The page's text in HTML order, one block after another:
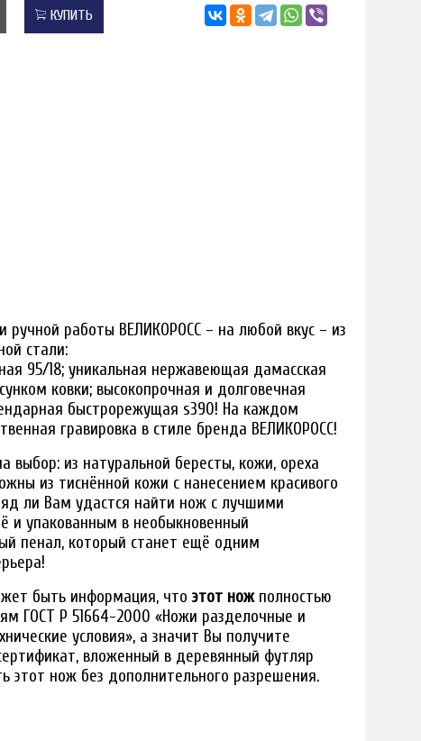
КУПИТЬ
ручной работы ВЕЛИКОРОСС – на любой вкус – из
стали:
95/18; уникальная нержавеющая дамасская
ковки; высокопрочная и долговечная
быстрорежущая s390! На каждом
гравировка в стиле бренда ВЕЛИКОРОСС!
выбор: из натуральной бересты, кожи, ореха
из тиснённой кожи с нанесением красивого
ли Вам удастся найти нож с лучшими
и упакованным в необыкновенный
пенал, который станет ещё одним
быть информация, чтоэтот ножполностью
ГОСТ Р 51664-2000 «Ножи разделочные и
условия», а значит Вы получите
вложенный в деревянный футляр
этот нож без дополнительного разрешения.